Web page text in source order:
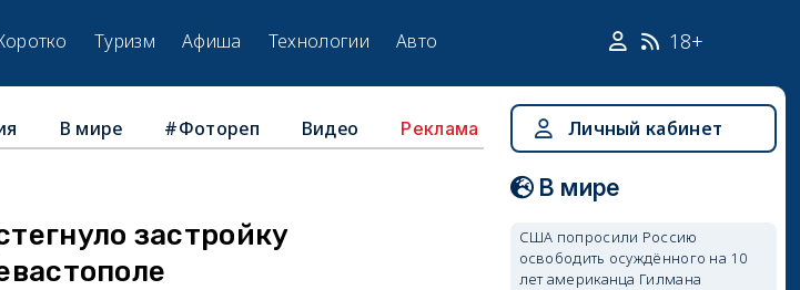
Туризм Афиша Технологии Авто 18+
В мире #Фотореп Видео Реклама
застройку
Личный кабинет
В мире
США попросили Россию
освободить осуждённого на 10
лет американца Гилмана